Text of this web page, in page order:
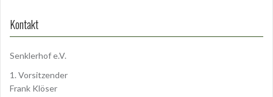
Kontakt
Senklerhof e.V.
1. Vorsitzender
Frank Klöser